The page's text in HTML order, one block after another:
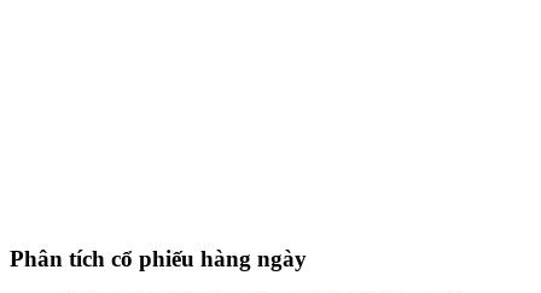
Phân tích cổ phiếu hàng ngày